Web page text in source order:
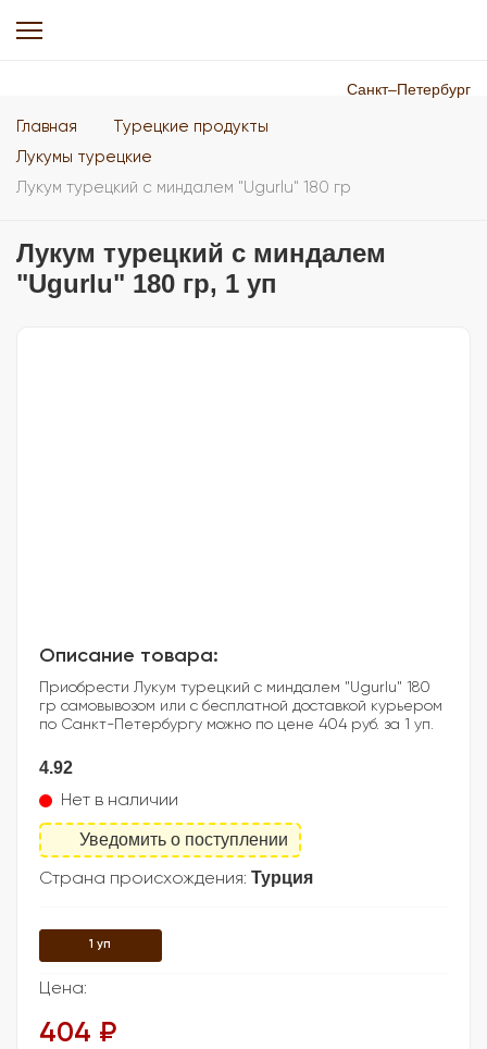
Санкт–Петербург
Главная
Турецкие продукты
Лукумы турецкие
Лукум турецкий с миндалем "Ugurlu" 180 гр
Лукум турецкий с миндалем
"Ugurlu" 180 гр, 1 уп
Описание товара:
Приобрести Лукум турецкий с миндалем "Ugurlu" 180
гр самовывозом или с бесплатной доставкой курьером
по Санкт-Петербургу можно по цене 404 руб. за 1 уп.
4.92
Нет в наличии
Уведомить о поступлении
Страна происхождения: Турция
1 уп
Цена:
404 ₽